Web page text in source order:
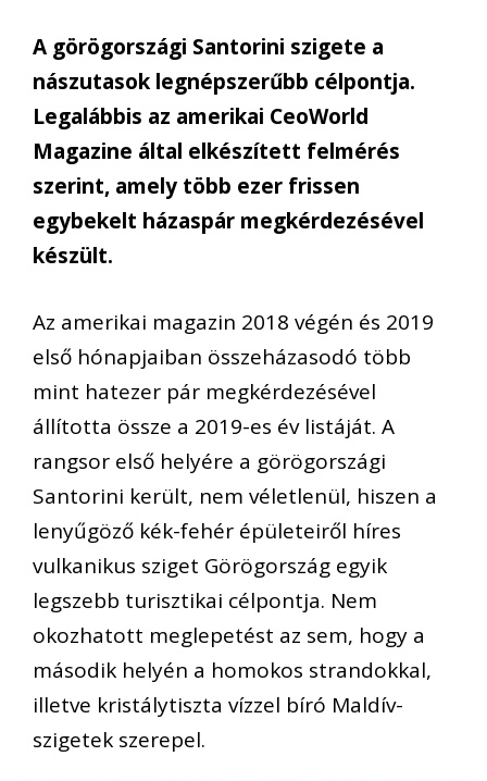
A görögországi Santorini szigete a
nászutasok legnépszerűbb célpontja.
Legalábbis az amerikai CeoWorld
Magazine által elkészített felmérés
szerint, amely több ezer frissen
egybekelt házaspár megkérdezésével
készült.
Az amerikai magazin 2018 végén és 2019
első hónapjaiban összeházasodó több
mint hatezer pár megkérdezésével
állította össze a 2019-es év listáját. A
rangsor első helyére a görögországi
Santorini került, nem véletlenül, hiszen a
lenyűgöző kék-fehér épületeiről híres
vulkanikus sziget Görögország egyik
legszebb turisztikai célpontja. Nem
okozhatott meglepetést az sem, hogy a
második helyén a homokos strandokkal,
illetve kristálytiszta vízzel bíró Maldív-
szigetek szerepel.